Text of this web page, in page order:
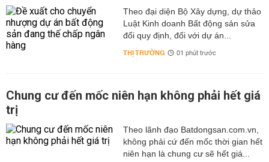
Theo đại diện Bộ Xây dựng, dự thảo
Luật Kinh doanh Bất động sản sửa
đổi quy định, đối với dự án...
THỊ TRƯỜNG 01 phút trước
Chung cư đến mốc niên hạn không phải hết giá
trị
Theo lãnh đạo Batdongsan.com.vn,
không phải cứ đến mốc thời gian hết
niên hạn là chung cư sẽ hết giá...